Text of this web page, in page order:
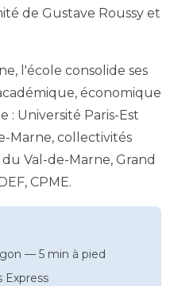
de Gustave Roussy et
l'école consolide ses
économique
Université Paris-Est
Marne, collectivités
Val-de-Marne, Grand
CPME.
— 5 min à pied
Express